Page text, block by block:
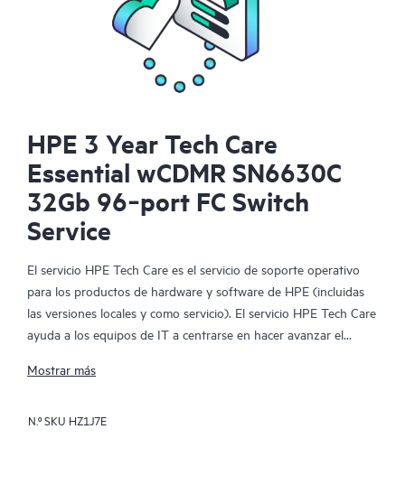
HPE 3 Year Tech Care
Essential wCDMR SN6630C
32Gb 96‑port FC Switch
Service
El servicio HPE Tech Care es el servicio de soporte operativo
para los productos de hardware y software de HPE (incluidas
las versiones locales y como servicio). El servicio HPE Tech Care
ayuda a los equipos de IT a centrarse en hacer avanzar el
las cosas, en lugar de tener que dedicarse tan solo a reaccionar
Mostrar más
N.º SKU HZ1J7E